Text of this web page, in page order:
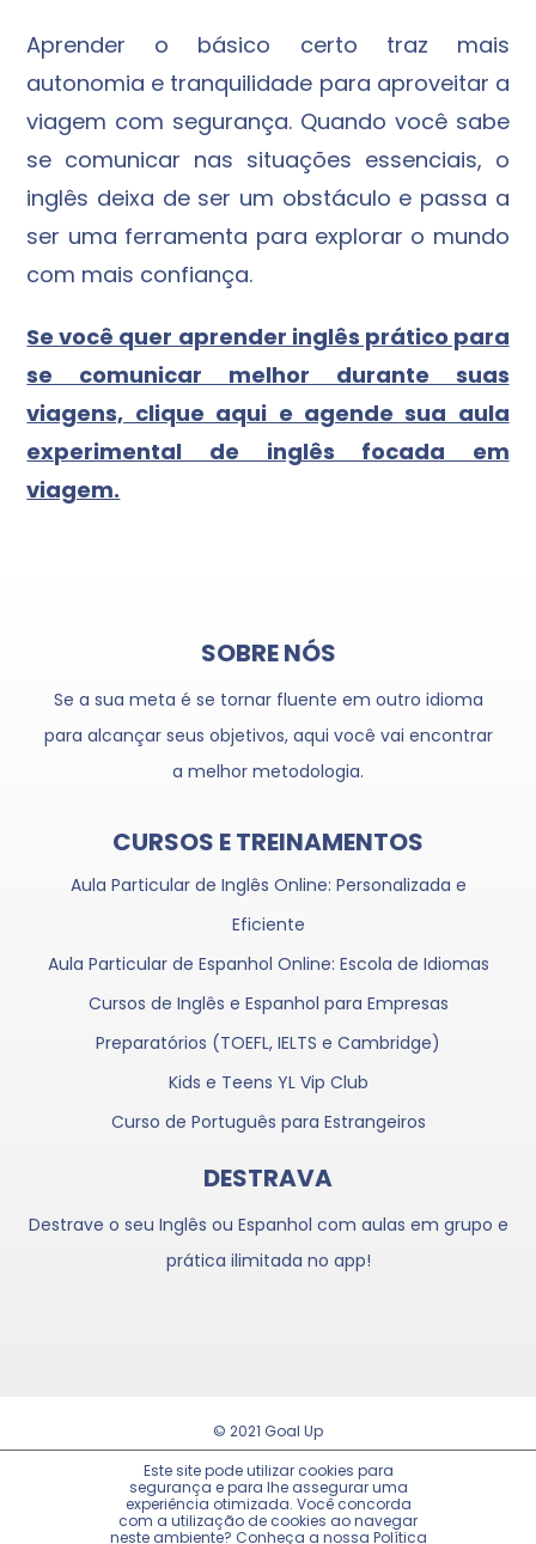
Aprender o básico certo traz mais
autonomia e tranquilidade para aproveitar a
viagem com segurança. Quando você sabe
se comunicar nas situações essenciais, o
inglês deixa de ser um obstáculo e passa a
ser uma ferramenta para explorar o mundo
com mais confiança.
Se você quer aprender inglês prático para
se comunicar melhor durante suas
viagens, clique aqui e agende sua aula
experimental de inglês focada em
viagem.
SOBRE NÓS
Se a sua meta é se tornar fluente em outro idioma
para alcançar seus objetivos, aqui você vai encontrar
a melhor metodologia.
CURSOS E TREINAMENTOS
Aula Particular de Inglês Online: Personalizada e
Eficiente
Aula Particular de Espanhol Online: Escola de Idiomas
Cursos de Inglês e Espanhol para Empresas
Preparatórios (TOEFL, IELTS e Cambridge)
Kids e Teens YL Vip Club
Curso de Português para Estrangeiros
DESTRAVA
Destrave o seu Inglês ou Espanhol com aulas em grupo e
prática ilimitada no app!
© 2021 Goal Up
Trabalhe Conosco
Política de Privacidade
Este site pode utilizar cookies para
segurança e para lhe assegurar uma
experiência otimizada. Você concorda
com a utilização de cookies ao navegar
neste ambiente? Conheça a nossa Política